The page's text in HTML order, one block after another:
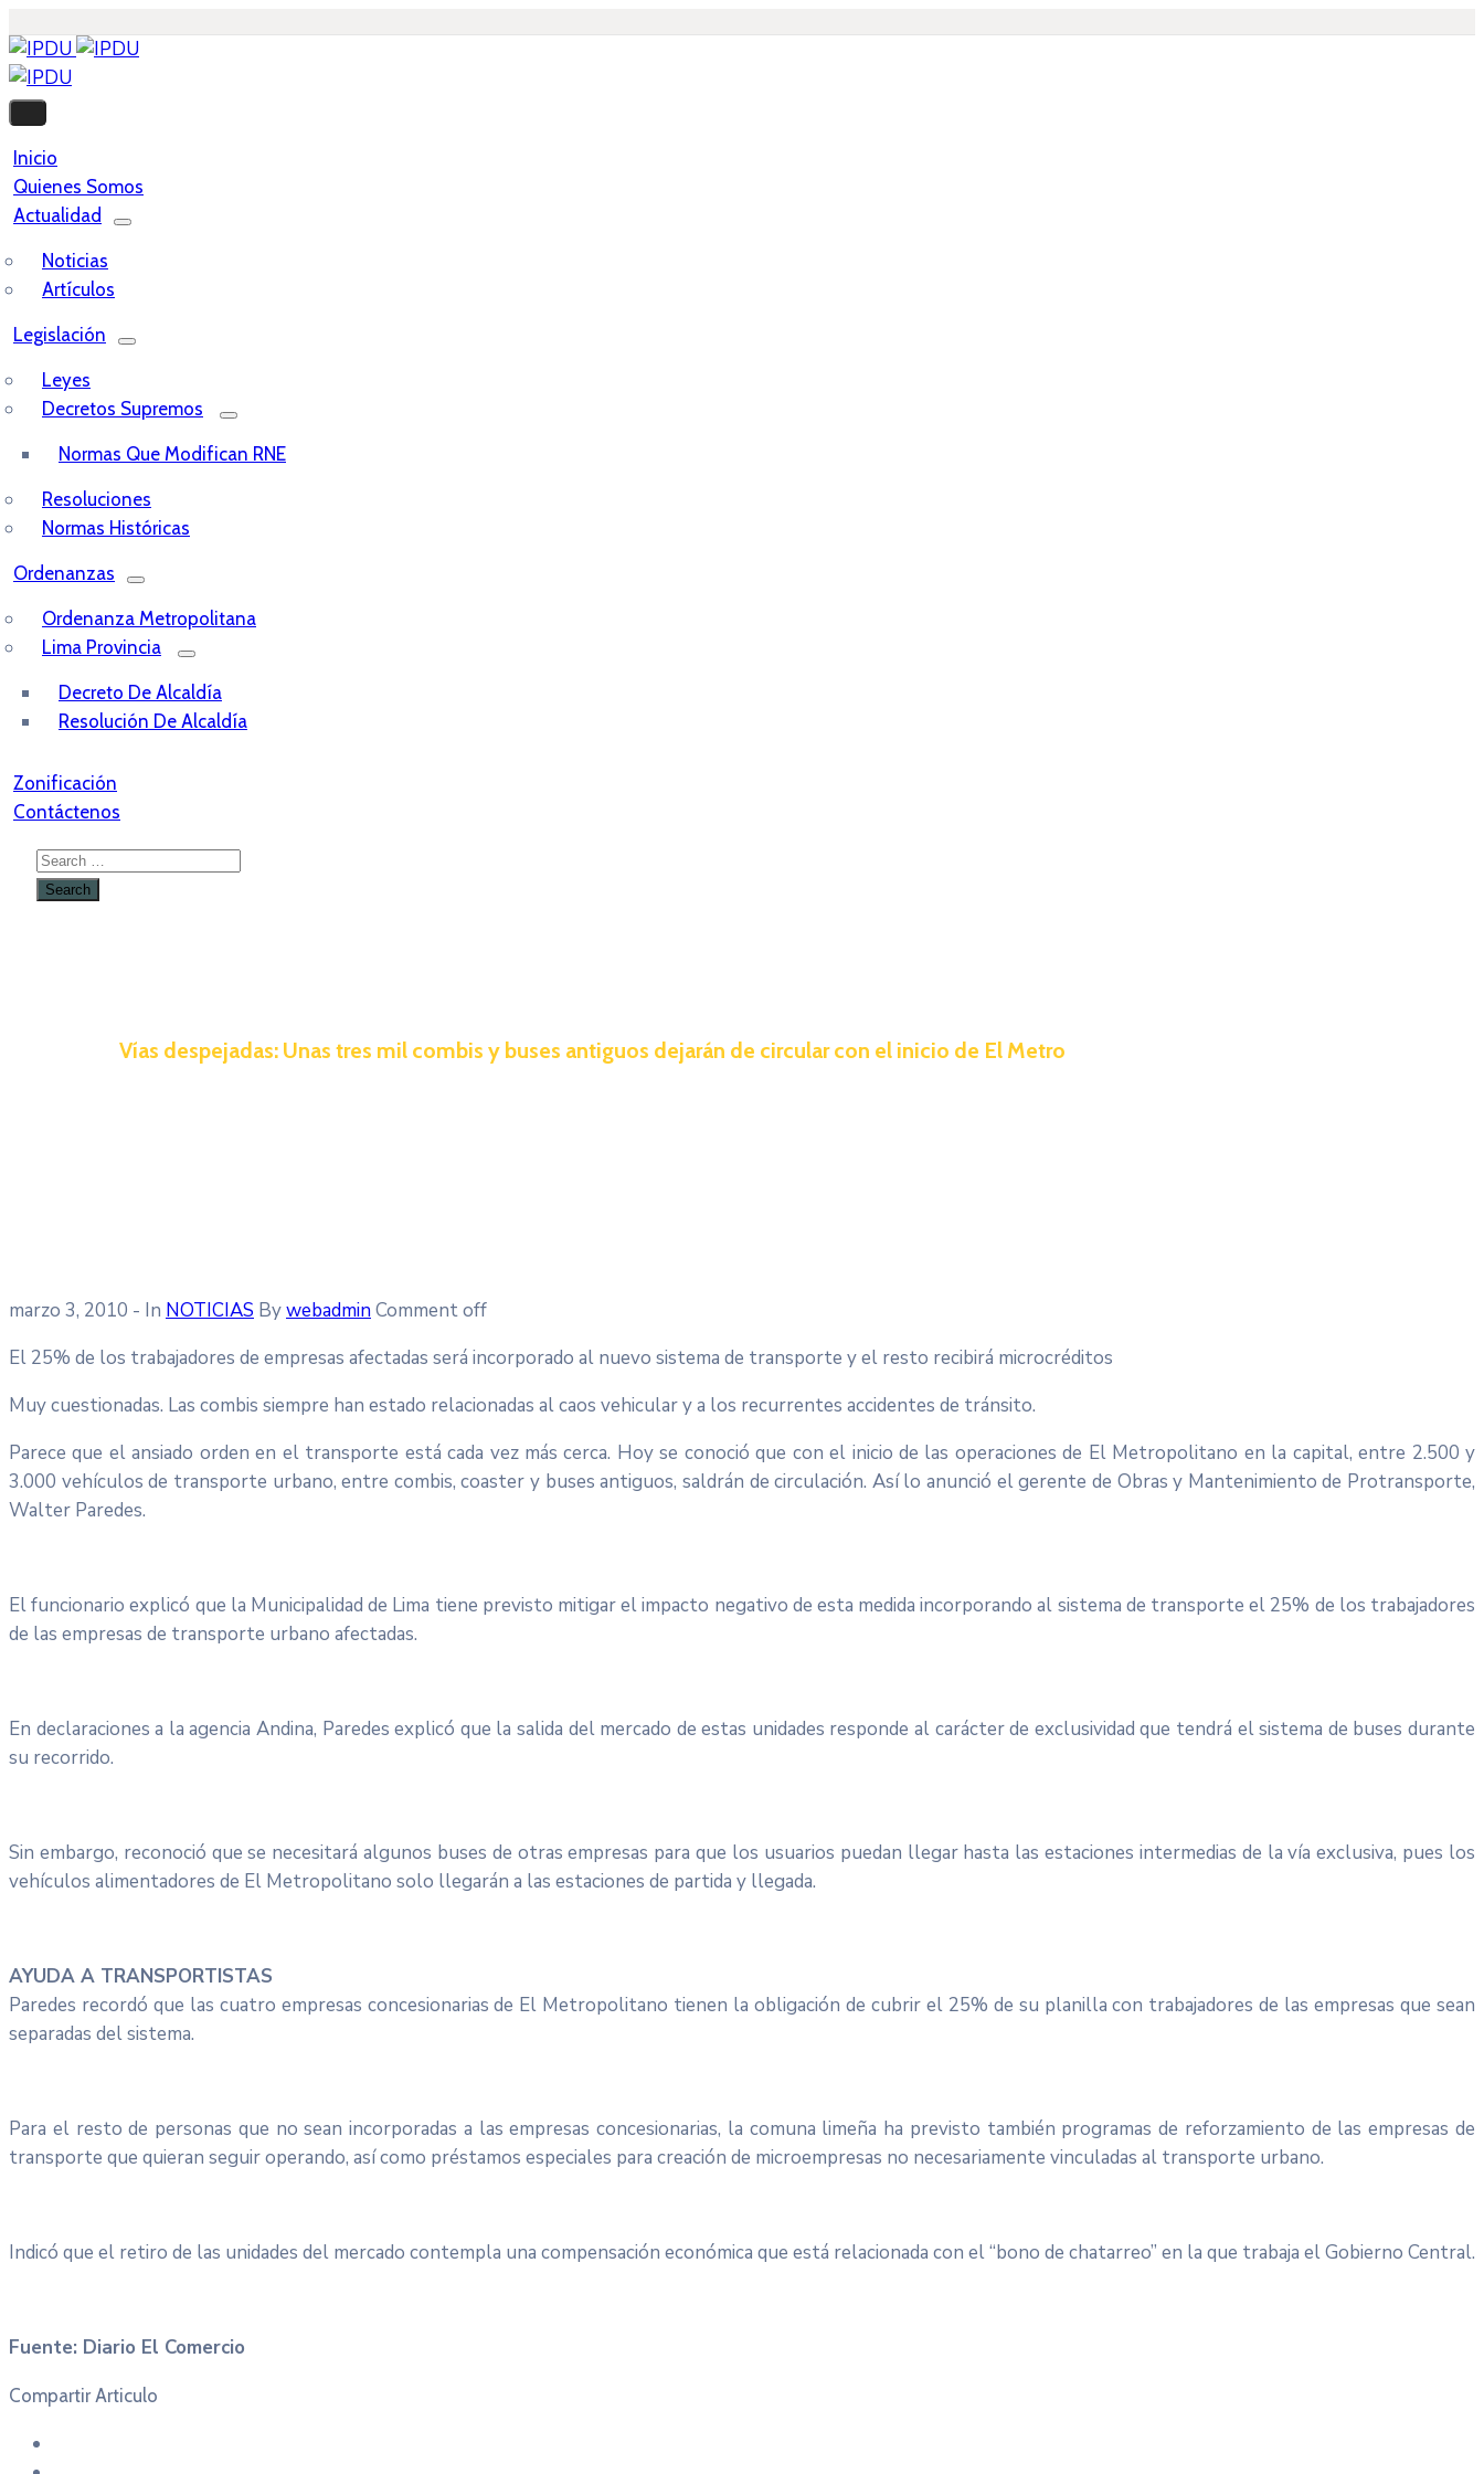
Inicio
Quienes Somos
Actualidad
Noticias
Artículos
Legislación
Leyes
Decretos Supremos
Normas Que Modifican RNE
Resoluciones
Normas Históricas
Ordenanzas
Ordenanza Metropolitana
Lima Provincia
Decreto De Alcaldía
Resolución De Alcaldía
Zonificación
Contáctenos
Vías despejadas: Unas tres mil combis y buses antiguos dejarán de circular con el inicio de El Metro
marzo 3, 2010 - In NOTICIAS BywebadminComment off
El 25% de los trabajadores de empresas afectadas será incorporado al nuevo sistema de transporte y el resto recibirá microcréditos
Muy cuestionadas. Las combis siempre han estado relacionadas al caos vehicular y a los recurrentes accidentes de tránsito.
Parece que el ansiado orden en el transporte está cada vez más cerca. Hoy se conoció que con el inicio de las operaciones de El Metropolitano en la capital, entre 2.500 y
3.000 vehículos de transporte urbano, entre combis, coaster y buses antiguos, saldrán de circulación. Así lo anunció el gerente de Obras y Mantenimiento de Protransporte,
Walter Paredes.
El funcionario explicó que la Municipalidad de Lima tiene previsto mitigar el impacto negativo de esta medida incorporando al sistema de transporte el 25% de los trabajadores
de las empresas de transporte urbano afectadas.
En declaraciones a la agencia Andina, Paredes explicó que la salida del mercado de estas unidades responde al carácter de exclusividad que tendrá el sistema de buses durante
su recorrido.
Sin embargo, reconoció que se necesitará algunos buses de otras empresas para que los usuarios puedan llegar hasta las estaciones intermedias de la vía exclusiva, pues los
vehículos alimentadores de El Metropolitano solo llegarán a las estaciones de partida y llegada.
AYUDA A TRANSPORTISTAS
Paredes recordó que las cuatro empresas concesionarias de El Metropolitano tienen la obligación de cubrir el 25% de su planilla con trabajadores de las empresas que sean
separadas del sistema.
Para el resto de personas que no sean incorporadas a las empresas concesionarias, la comuna limeña ha previsto también programas de reforzamiento de las empresas de
transporte que quieran seguir operando, así como préstamos especiales para creación de microempresas no necesariamente vinculadas al transporte urbano.
Indicó que el retiro de las unidades del mercado contempla una compensación económica que está relacionada con el “bono de chatarreo” en la que trabaja el Gobierno Central.
Fuente: Diario El Comercio
Compartir Articulo